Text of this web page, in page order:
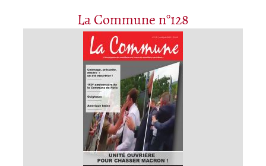
La Commune n°128